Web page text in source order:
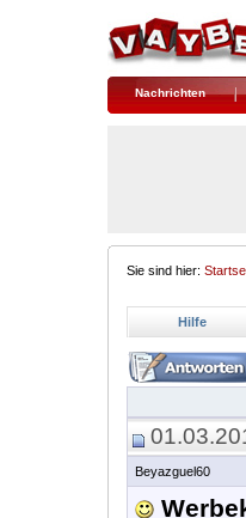
Nachrichten
Sie sind hier:
Hilfe
Beyazguel60